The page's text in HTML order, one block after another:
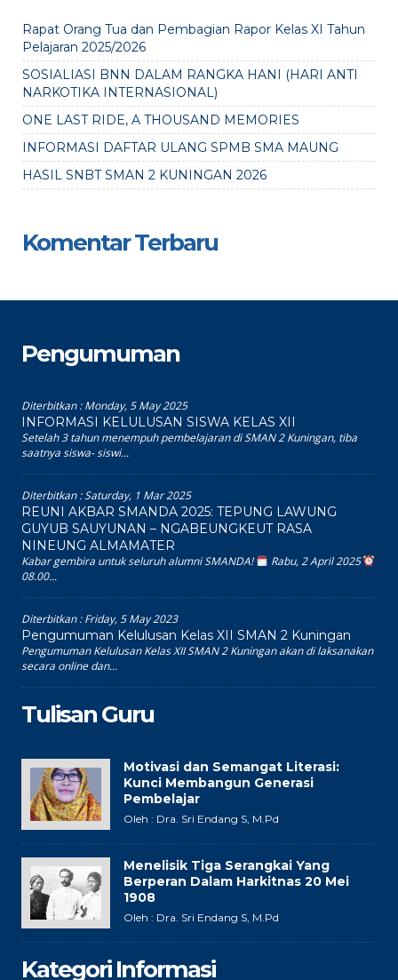
Rapat Orang Tua dan Pembagian Rapor Kelas XI Tahun
Pelajaran 2025/2026
SOSIALIASI BNN DALAM RANGKA HANI (HARI ANTI
NARKOTIKA INTERNASIONAL)
ONE LAST RIDE, A THOUSAND MEMORIES
INFORMASI DAFTAR ULANG SPMB SMA MAUNG
HASIL SNBT SMAN 2 KUNINGAN 2026
Komentar Terbaru
Pengumuman
Diterbitkan :Monday, 5 May 2025
INFORMASI KELULUSAN SISWA KELAS XII
Setelah 3 tahun menempuh pembelajaran di SMAN 2 Kuningan, tiba
saatnya siswa- siswi...
Diterbitkan :Saturday, 1 Mar 2025
REUNI AKBAR SMANDA 2025: TEPUNG LAWUNG
GUYUB SAUYUNAN – NGABEUNGKEUT RASA
NINEUNG ALMAMATER
Kabar gembira untuk seluruh alumni SMANDA!
Rabu, 2 April 2025
08.00...
Diterbitkan :Friday, 5 May 2023
Pengumuman Kelulusan Kelas XII SMAN 2 Kuningan
Pengumuman Kelulusan Kelas XII SMAN 2 Kuningan akan di laksanakan
secara online dan...
Tulisan Guru
Motivasi dan Semangat Literasi:
Kunci Membangun Generasi
Pembelajar
Oleh : Dra. Sri Endang S, M.Pd
Menelisik Tiga Serangkai Yang
Berperan Dalam Harkitnas 20 Mei
1908
Oleh : Dra. Sri Endang S, M.Pd
Kategori Informasi